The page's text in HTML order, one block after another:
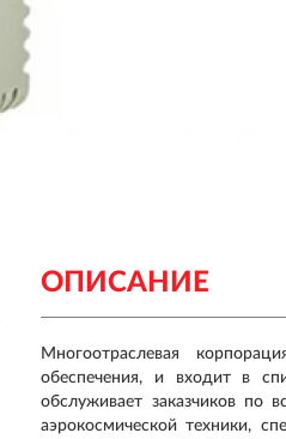
ОПИСАНИЕ
Многоотраслевая
обеспечения, и входит в
обслуживает заказчиков по
аэрокосмической техники,